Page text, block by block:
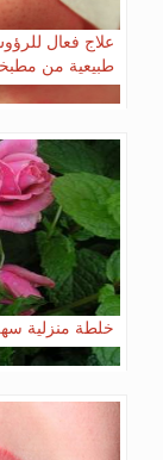
علاج فعال
طبيعية من
خلطة منزلية